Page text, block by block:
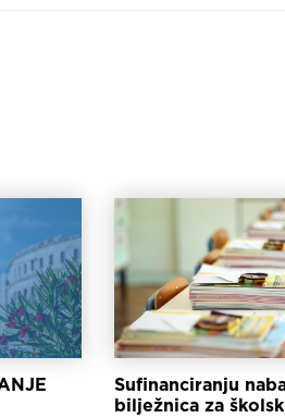
Sufinanciranju
bilježnica za